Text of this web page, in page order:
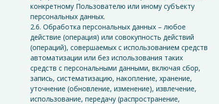
конкретному Пользователю или иному субъекту
персональных данных.
2.6. Обработка персональных данных – любое
действие (операция) или совокупность действий
(операций), совершаемых с использованием средств
автоматизации или без использования таких
средств с персональными данными, включая сбор,
запись, систематизацию, накопление, хранение,
уточнение (обновление, изменение), извлечение,
использование, передачу (распространение,